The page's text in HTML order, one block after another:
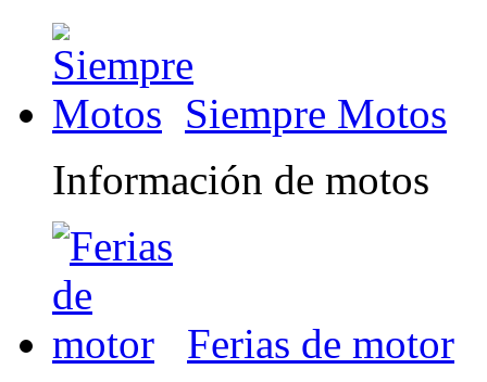
Siempre Motos
Información de motos
Ferias de motor